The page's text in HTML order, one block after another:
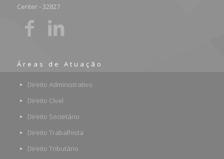
Center - 32827
Áreas de Atuação
Direito Administrativo
Direito Cível
Direito Societário
Direito Trabalhista
Direito Tributário